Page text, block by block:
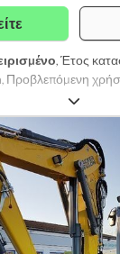
, Έτος
, Προβλεπόμενη
Μάρκα κινητήρα:
κοχλιοφόροι
Dodoytt Aqjpfx Amtjkr
περισσότερες